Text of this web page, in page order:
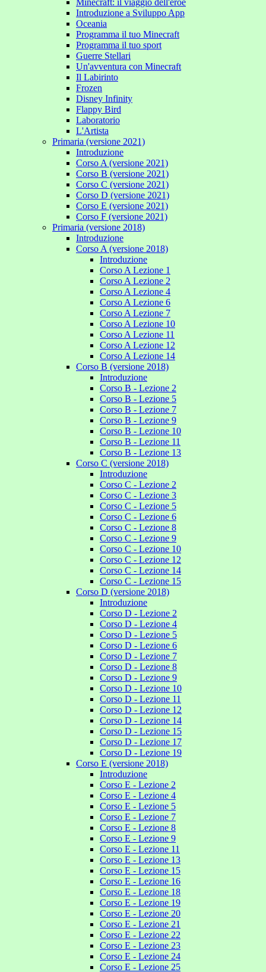
Minecraft: il viaggio dell'eroe
Introduzione a Sviluppo App
Oceania
Programma il tuo Minecraft
Programma il tuo sport
Guerre Stellari
Un'avventura con Minecraft
Il Labirinto
Frozen
Disney Infinity
Flappy Bird
Laboratorio
L'Artista
Primaria (versione 2021)
Introduzione
Corso A (versione 2021)
Corso B (versione 2021)
Corso C (versione 2021)
Corso D (versione 2021)
Corso E (versione 2021)
Corso F (versione 2021)
Primaria (versione 2018)
Introduzione
Corso A (versione 2018)
Introduzione
Corso A Lezione 1
Corso A Lezione 2
Corso A Lezione 4
Corso A Lezione 6
Corso A Lezione 7
Corso A Lezione 10
Corso A Lezione 11
Corso A Lezione 12
Corso A Lezione 14
Corso B (versione 2018)
Introduzione
Corso B - Lezione 2
Corso B - Lezione 5
Corso B - Lezione 7
Corso B - Lezione 9
Corso B - Lezione 10
Corso B - Lezione 11
Corso B - Lezione 13
Corso C (versione 2018)
Introduzione
Corso C - Lezione 2
Corso C - Lezione 3
Corso C - Lezione 5
Corso C - Lezione 6
Corso C - Lezione 8
Corso C - Lezione 9
Corso C - Lezione 10
Corso C - Lezione 12
Corso C - Lezione 14
Corso C - Lezione 15
Corso D (versione 2018)
Introduzione
Corso D - Lezione 2
Corso D - Lezione 4
Corso D - Lezione 5
Corso D - Lezione 6
Corso D - Lezione 7
Corso D - Lezione 8
Corso D - Lezione 9
Corso D - Lezione 10
Corso D - Lezione 11
Corso D - Lezione 12
Corso D - Lezione 14
Corso D - Lezione 15
Corso D - Lezione 17
Corso D - Lezione 19
Corso E (versione 2018)
Introduzione
Corso E - Lezione 2
Corso E - Lezione 4
Corso E - Lezione 5
Corso E - Lezione 7
Corso E - Lezione 8
Corso E - Lezione 9
Corso E - Lezione 11
Corso E - Lezione 13
Corso E - Lezione 15
Corso E - Lezione 16
Corso E - Lezione 18
Corso E - Lezione 19
Corso E - Lezione 20
Corso E - Lezione 21
Corso E - Lezione 22
Corso E - Lezione 23
Corso E - Lezione 24
Corso E - Lezione 25